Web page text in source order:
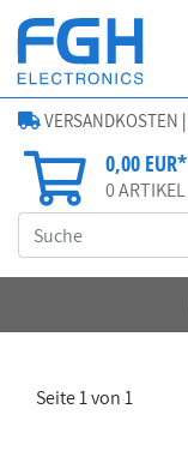
VERSANDKOSTEN |
0,00 EUR*
0ARTIKEL
Seite 1 von 1